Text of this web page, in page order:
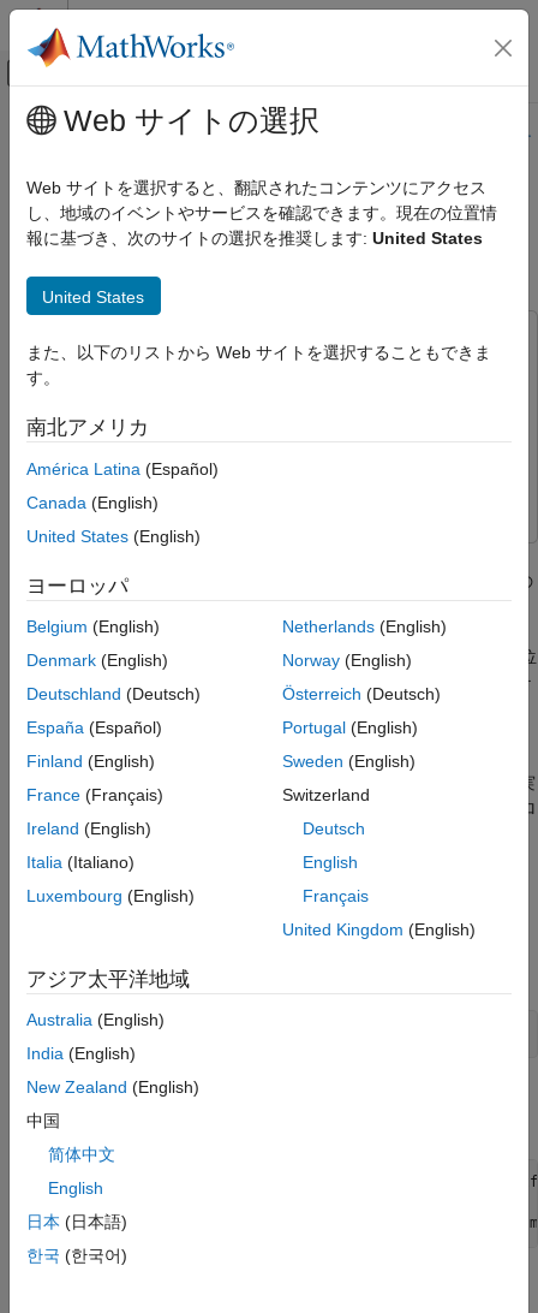
コンテンツへスキップ
オフキャンバス ナビゲーション メ
ドキュメンテーションのホーム
Computer Vision Toolbox
オブジェクトの検出とセグメント化
項目一覧
イメージ内の人物のセグメント化
学習データの読み込み
Mask R-CNN ネットワークの構成
ネットワークの学習
参考
メインコンテンツ
このページの内容は最新ではありません。最新版の英語を参照す
Mask R-CNN を使用したインスタ
ンス セグメンテーションの実行
この例では次を使用します。
Computer Vision Toolbox Model for Mask R-CNN Instance
Segmentation
Computer Vision Toolbox Model for Mask R-
Convolutional Neural Network) を使用して、人と自動車の個々の
インスタンスをセグメント化する方法を説明します。
インスタンス セグメンテーションは、オブジェクトを検出して位
置を推定すると同時に、検出された各インスタンスのセグメンテ
ーション マップを生成するコンピューター ビジョン技術です。
この例では、最初に、2 つのクラスを検出する事前学習済みの
Mask R-CNN を使用してインスタンスのセグメンテーションを実
行する方法を示します。オプションで、データ セットをダウンロ
ードし、転移学習を使用してマルチクラス Mask R-CNN に学習
させることもできます。
事前学習済みのネットワークの読み込み
事前学習済みのネットワークとデータの目的の場所として
dataFolderを指定します。
dataFolder = fullfile(tempdir,
事前学習済みの Mask R-CNN をダウンロードします。ネットワ
ークは
trainedMaskRCNN_url =
"https://www.mathworks.com/
downloadTrainedMaskRCNN(trainedMaskRCNN_url,dataFolder);
load(fullfile(dataFolder,
Web サイトの選択
Web サイトを選択すると、翻訳されたコンテンツにアクセス
し、地域のイベントやサービスを確認できます。現在の位置情
報に基づき、次のサイトの選択を推奨します: United States
United States
また、以下のリストから Web サイトを選択することもできま
す。
南北アメリカ
América Latina (Español)
Canada (English)
United States (English)
ヨーロッパ
Belgium (English)
Denmark (English)
Deutschland (Deutsch)
España (Español)
Finland (English)
France (Français)
Ireland (English)
Italia (Italiano)
Luxembourg (English)
Netherlands(English)
Norway(English)
Österreich (Deutsch)
Portugal(English)
Sweden (English)
Switzerland
Deutsch
English
Français
United Kingdom (English)
アジア太平洋地域
Australia (English)
India (English)
New Zealand (English)
中国
简体中文
English
日本 (日本語)
한국 (한국어)